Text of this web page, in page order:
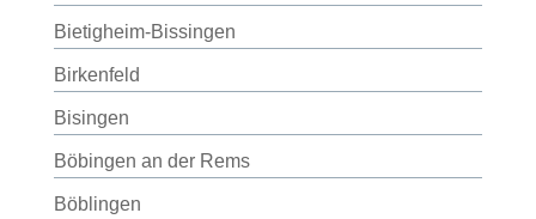
Bietigheim-Bissingen
Birkenfeld
Bisingen
Böbingen an der Rems
Böblingen